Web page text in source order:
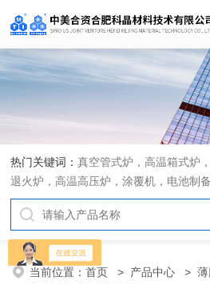
热门关键词：真空管式炉，高温箱式炉
退火炉，高温高压炉，涂覆机，电池制
当前位置：首页 > 产品中心 >